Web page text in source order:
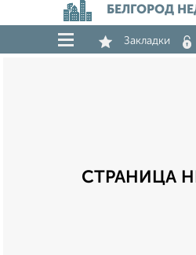
БЕЛГОРОД
Закладки
СТРАНИЦА